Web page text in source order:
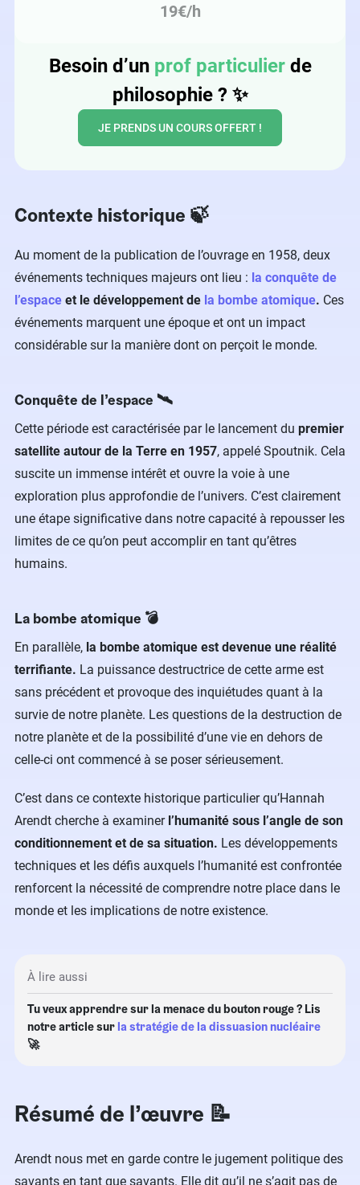
19€/h
Besoin d’un prof particulierde
philosophie ? ✨
JE PRENDS UN COURS OFFERT !
Contexte historique 🍃
Au moment de la publication de l’ouvrage en 1958, deux
événements techniques majeurs ont lieu : la conquête de
l’espace et le développement de la bombe atomique. Ces
événements marquent une époque et ont un impact
considérable sur la manière dont on perçoit le monde.
Conquête de l’espace 🛰
Cette période est caractérisée par le lancement du premier
satellite autour de la Terre en 1957, appelé Spoutnik. Cela
suscite un immense intérêt et ouvre la voie à une
exploration plus approfondie de l’univers. C’est clairement
une étape significative dans notre capacité à repousser les
limites de ce qu’on peut accomplir en tant qu’êtres
humains.
La bombe atomique 💣
En parallèle, la bombe atomique est devenue une réalité
terrifiante. La puissance destructrice de cette arme est
sans précédent et provoque des inquiétudes quant à la
survie de notre planète. Les questions de la destruction de
notre planète et de la possibilité d’une vie en dehors de
celle-ci ont commencé à se poser sérieusement.
C’est dans ce contexte historique particulier qu’Hannah
Arendt cherche à examinerl’humanité sous l’angle de son
conditionnement et de sa situation. Les développements
techniques et les défis auxquels l’humanité est confrontée
renforcent la nécessité de comprendre notre place dans le
monde et les implications de notre existence.
À lire aussi
Tu veux apprendre sur la menace du bouton rouge ? Lis
notre article sur la stratégie de la dissuasion nucléaire
🚀
Résumé de l’œuvre 📝
Arendt nous met en garde contre le jugement politique des
savants en tant que savants. Elle dit qu’il ne s’agit pas de